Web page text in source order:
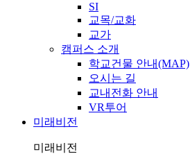
SI
교목/교화
교가
캠퍼스 소개
학교건물 안내(MAP)
오시는 길
교내전화 안내
VR투어
미래비전
미래비전